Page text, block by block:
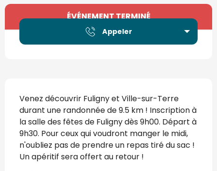
Ouverture et coordonnées
ÉVÉNEMENT TERMINÉ
Appeler
Venez découvrir Fuligny et Ville-sur-Terre
durant une randonnée de 9.5 km ! Inscription à
la salle des fêtes de Fuligny dès 9h00. Départ à
9h30. Pour ceux qui voudront manger le midi,
n'oubliez pas de prendre un repas tiré du sac !
Un apéritif sera offert au retour !